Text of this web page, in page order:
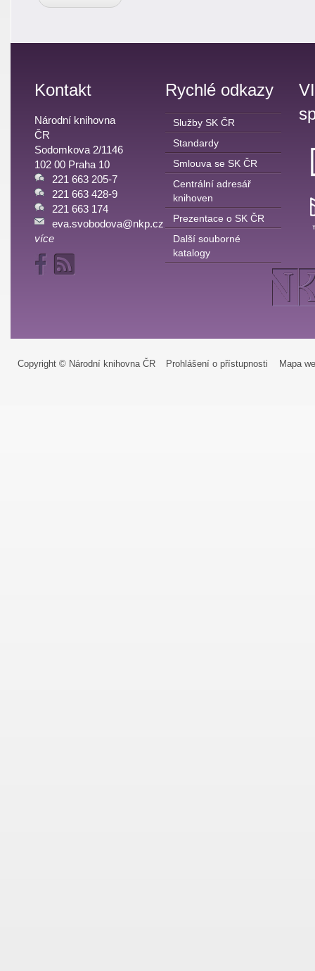
Kontakt
Národní knihovna
ČR
Sodomkova 2/1146
102 00 Praha 10
221 663 205-7
221 663 428-9
221 663 174
eva.svobodova@nkp.cz
více
Rychlé odkazy
Služby SK ČR
Standardy
Smlouva se SK ČR
Centrální adresář
knihoven
Prezentace o SK ČR
Další souborné
katalogy
Copyright © Národní knihovna ČR Prohlášení o přístupnosti Mapa